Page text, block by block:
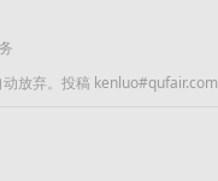
放弃。投稿 kenluo#qufair.com